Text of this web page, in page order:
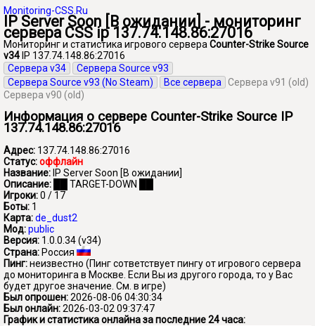
Monitoring-CSS.Ru
IP Server Soon [В ожидании] - мониторинг
сервера CSS ip 137.74.148.86:27016
Мониторинг и статистика игрового сервера Counter-Strike Source
v34 IP 137.74.148.86:27016
Сервера v34
Сервера Source v93
Сервера Source v93 (No Steam)
Все сервера
Сервера v91 (old)
Сервера v90 (old)
Информация о сервере Counter-Strike Source IP
137.74.148.86:27016
Адрес: 137.74.148.86:27016
Статус:оффлайн
Название: IP Server Soon [В ожидании]
Описание: ██ TARGET-DOWN ██
Игроки:0 / 17
Боты: 1
Карта:de_dust2
Мод:public
Версия: 1.0.0.34 (v34)
Страна: Россия
Пинг:неизвестно (Пинг сответствует пингу от игрового сервера
до мониторинга в Москве. Если Вы из другого города, то у Вас
будет другое значение. См. в игре)
Был опрошен:2026-08-06 04:30:34
Был онлайн:2026-03-02 09:37:47
График и статистика онлайна за последние 24 часа: